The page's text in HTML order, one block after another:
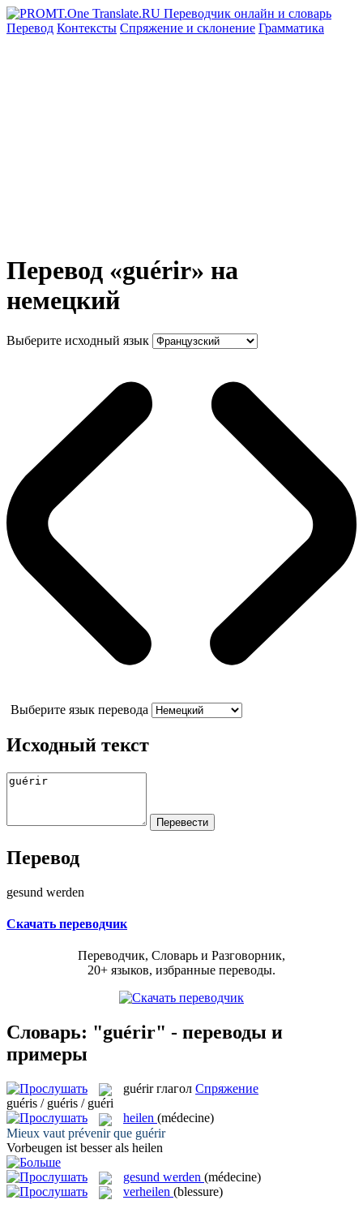
Перевод Контексты Спряжение и склонение Грамматика
Перевод «guérir» на
немецкий
Выберите исходный язык
Выберите язык перевода
Исходный текст
Перевод
gesund werden
Скачать переводчик
Переводчик, Словарь и Разговорник,
20+ языков, избранные переводы.
Словарь: "guérir" - переводы и
примеры
guérir глагол Спряжение
guéris / guéris / guéri
heilen (médecine)
Mieux vaut prévenir que guérir
Vorbeugen ist besser als heilen
gesund werden (médecine)
verheilen (blessure)